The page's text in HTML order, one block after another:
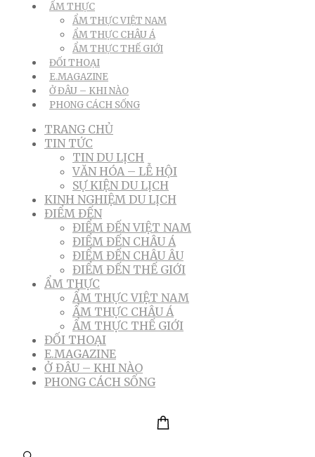
ẨM THỰC
ẨM THỰC VIỆT NAM
ẨM THỰC CHÂU Á
ẨM THỰC THẾ GIỚI
ĐỐI THOẠI
E.MAGAZINE
Ở ĐÂU – KHI NÀO
PHONG CÁCH SỐNG
TRANG CHỦ
TIN TỨC
TIN DU LỊCH
VĂN HÓA – LỄ HỘI
SỰ KIỆN DU LỊCH
KINH NGHIỆM DU LỊCH
ĐIỂM ĐẾN
ĐIỂM ĐẾN VIỆT NAM
ĐIỂM ĐẾN CHÂU Á
ĐIỂM ĐẾN CHÂU ÂU
ĐIỂM ĐẾN THẾ GIỚI
ẨM THỰC
ẨM THỰC VIỆT NAM
ẨM THỰC CHÂU Á
ẨM THỰC THẾ GIỚI
ĐỐI THOẠI
E.MAGAZINE
Ở ĐÂU – KHI NÀO
PHONG CÁCH SỐNG